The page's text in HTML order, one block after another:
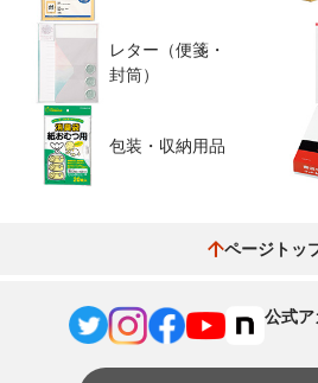
レター（便箋・
封筒）
包装・収納用品
ページトッ
公式